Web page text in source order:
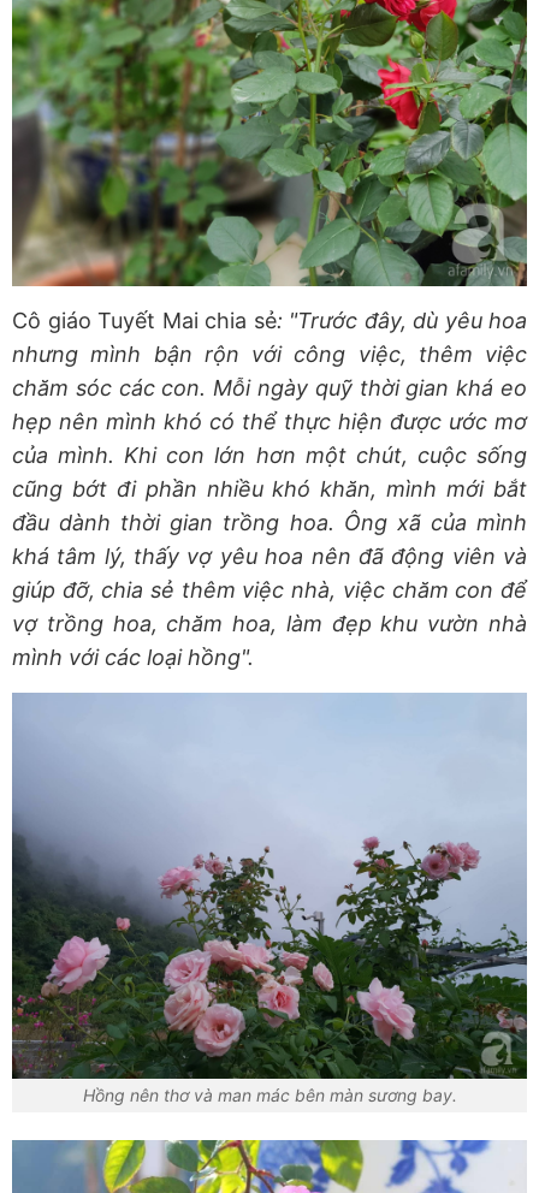
Cô giáo Tuyết Mai chia sẻ: "Trước đây, dù yêu hoa
nhưng mình bận rộn với công việc, thêm việc
chăm sóc các con. Mỗi ngày quỹ thời gian khá eo
hẹp nên mình khó có thể thực hiện được ước mơ
của mình. Khi con lớn hơn một chút, cuộc sống
cũng bớt đi phần nhiều khó khăn, mình mới bắt
đầu dành thời gian trồng hoa. Ông xã của mình
khá tâm lý, thấy vợ yêu hoa nên đã động viên và
giúp đỡ, chia sẻ thêm việc nhà, việc chăm con để
vợ trồng hoa, chăm hoa, làm đẹp khu vườn nhà
mình với các loại hồng".
Hồng nên thơ và man mác bên màn sương bay.